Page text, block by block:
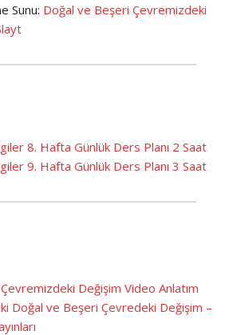
Sunu: Doğal ve Beşeri Çevremizdeki
8. Hafta Günlük Ders Planı 2 Saat
9. Hafta Günlük Ders Planı 3 Saat
Değişim Video Anlatım
Doğal ve Beşeri Çevredeki Değişim –